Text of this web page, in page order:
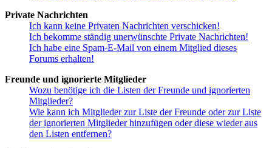
Private Nachrichten
Ich kann keine Privaten Nachrichten verschicken!
Ich bekomme ständig unerwünschte Private Nachrichten!
Ich habe eine Spam-E-Mail von einem Mitglied dieses
Forums erhalten!
Freunde und ignorierte Mitglieder
Wozu benötige ich die Listen der Freunde und ignorierten
Mitglieder?
Wie kann ich Mitglieder zur Liste der Freunde oder zur Liste
der ignorierten Mitglieder hinzufügen oder diese wieder aus
den Listen entfernen?